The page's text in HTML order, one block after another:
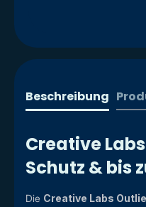
Beschreibung
Creative
Schutz & bis
Die Creative Labs